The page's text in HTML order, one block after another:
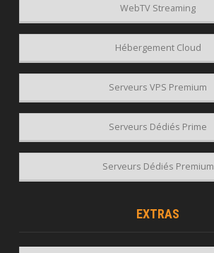
WebTV Streaming
Hébergement Cloud
Serveurs VPS Premium
Serveurs Dédiés Prime
Serveurs Dédiés Premium
EXTRAS